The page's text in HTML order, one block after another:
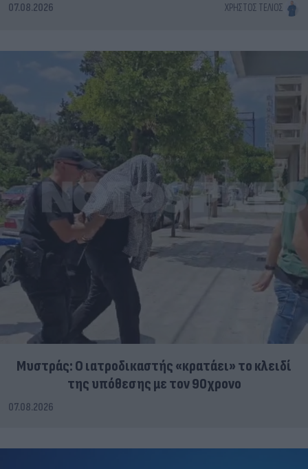
07.08.2026 ΧΡΉΣΤΟΣ ΤΈΛΙΟΣ
Μυστράς: Ο ιατροδικαστής «κρατάει» το κλειδί
της υπόθεσης με τον 90χρονο
07.08.2026